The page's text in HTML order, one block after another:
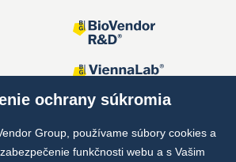
ochrany súkromia
Group, používame súbory cookies a
funkčnosti webu a s Vašim